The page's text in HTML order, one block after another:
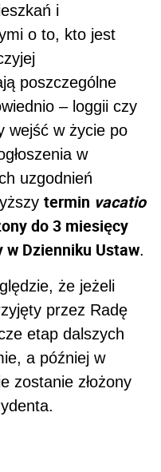
i
o to, kto jest
poszczególne
– loggii czy
wejść w życie po
w
uzgodnień
termin vacatio
do 3 miesięcy
w Dzienniku Ustaw.
że jeżeli
przez Radę
etap dalszych
a później w
zostanie złożony